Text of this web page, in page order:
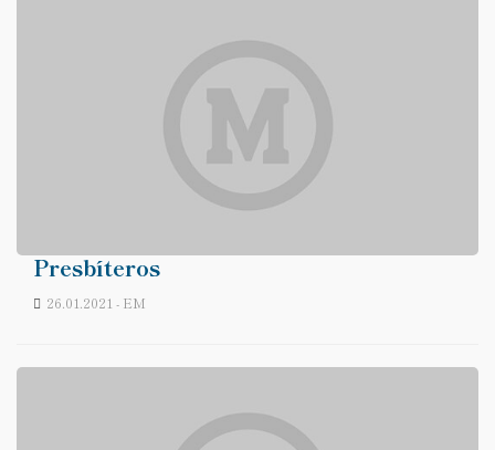
Presbíteros
26.01.2021 - EM